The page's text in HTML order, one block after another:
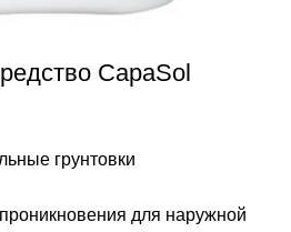
CapaSol
грунтовки
проникновения для наружной